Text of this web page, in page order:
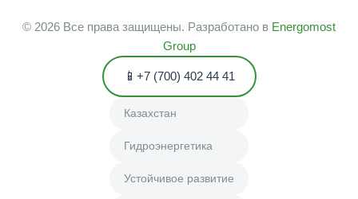
© 2026 Все права защищены. Разработано в Energomost
Group
+7 (700) 402 44 41
Казахстан
Гидроэнергетика
Устойчивое развитие